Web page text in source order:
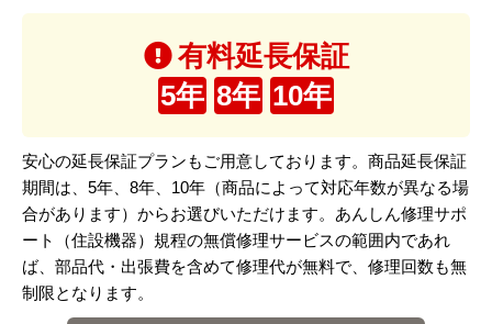
有料延長保証
5年 8年 10年
安心の延長保証プランもご用意しております。商品延長保証
期間は、5年、8年、10年（商品によって対応年数が異なる場
合があります）からお選びいただけます。あんしん修理サポ
ート（住設機器）規程の無償修理サービスの範囲内であれ
ば、部品代・出張費を含めて修理代が無料で、修理回数も無
制限となります。